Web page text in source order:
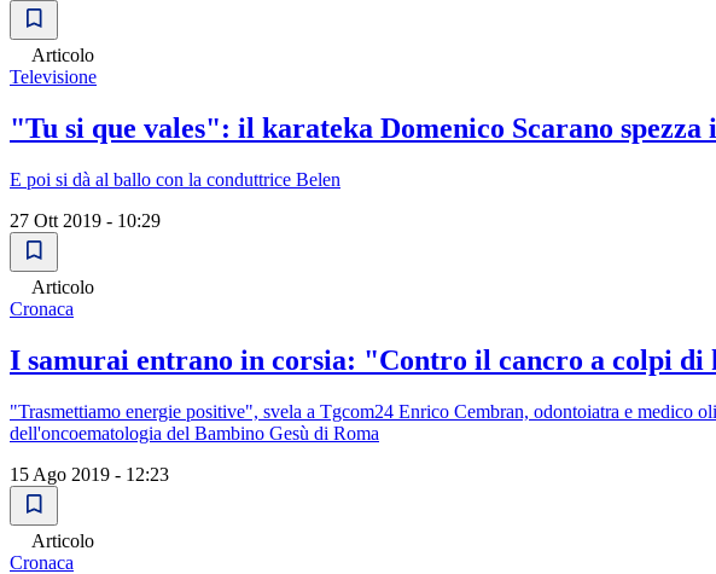
Articolo
Televisione
"Tu si que vales": il karateka Domenico Scarano
E poi si dà al ballo con la conduttrice Belen
27 Ott 2019 - 10:29
Articolo
Cronaca
I samurai entrano in corsia: "Contro il cancro a colpi di
"Trasmettiamo energie positive", svela a Tgcom24 Enrico Cembran, odontoiatra e
dell'oncoematologia del Bambino Gesù di Roma
15 Ago 2019 - 12:23
Articolo
Cronaca